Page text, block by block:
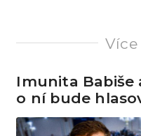
Více
Imunita Babiše
o ní bude